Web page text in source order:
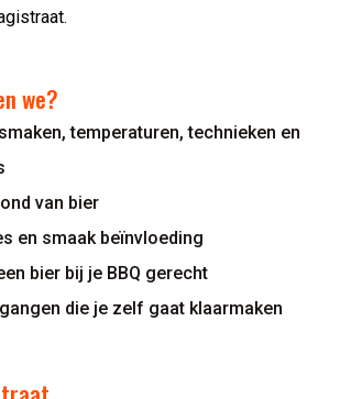
we?
temperaturen, technieken en
van bier
en smaak beïnvloeding
bier bij je BBQ gerecht
die je zelf gaat klaarmaken